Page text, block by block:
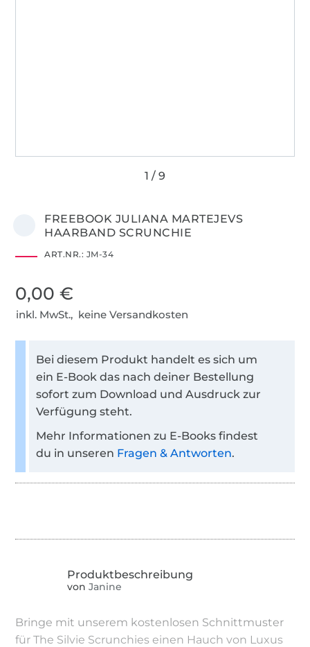
FREEBOOK JULIANA MARTEJEVS
HAARBAND SCRUNCHIE
ART.NR.: JM-34
0,00 €
inkl. MwSt., keine Versandkosten
Bei diesem Produkt handelt es sich um
ein E-Book das nach deiner Bestellung
sofort zum Download und Ausdruck zur
Verfügung steht.
Mehr Informationen zu E-Books findest
du in unseren Fragen & Antworten.
von Janine
Bringe mit unserem kostenlosen Schnittmuster
für The Silvie Scrunchies einen Hauch von Luxus